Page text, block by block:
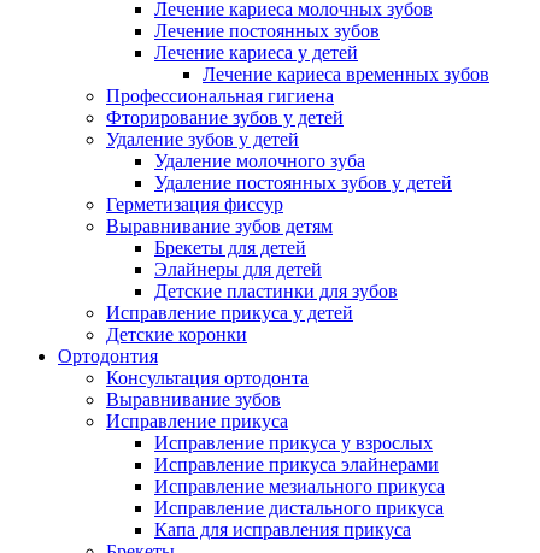
Лечение кариеса молочных зубов
Лечение постоянных зубов
Лечение кариеса у детей
Лечение кариеса временных зубов
Профессиональная гигиена
Фторирование зубов у детей
Удаление зубов у детей
Удаление молочного зуба
Удаление постоянных зубов у детей
Герметизация фиссур
Выравнивание зубов детям
Брекеты для детей
Элайнеры для детей
Детские пластинки для зубов
Исправление прикуса у детей
Детские коронки
Ортодонтия
Консультация ортодонта
Выравнивание зубов
Исправление прикуса
Исправление прикуса у взрослых
Исправление прикуса элайнерами
Исправление мезиального прикуса
Исправление дистального прикуса
Капа для исправления прикуса